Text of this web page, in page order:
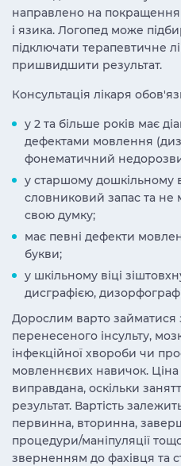
направлено на покращення
і язика. Логопед може
підключати терапевтичне
пришвидшити результат.
Консультація лікаря
у 2 та більше років має
дефектами мовлення
фонематичний
у старшому дошкільному
словниковий запас та
свою думку;
має певні дефекти
букви;
у шкільному віці
дисграфією,
Дорослим варто займатися
перенесеного інсульту,
інфекційної хвороби чи
мовленнєвих навичок. Ціна
виправдана, оскільки
результат. Вартість
первинна, вторинна,
процедури/маніпуляції
зверненням до фахівця та